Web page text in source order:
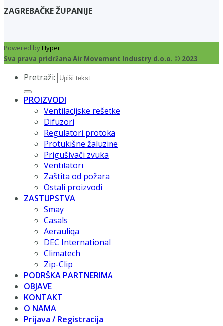
ZAGREBAČKE ŽUPANIJE
Powered byHyper
Sva prava pridržana Air Movement Industry d.o.o. © 2023
Pretraži:
PROIZVODI
Ventilacijske rešetke
Difuzori
Regulatori protoka
Protukišne žaluzine
Prigušivači zvuka
Ventilatori
Zaštita od požara
Ostali proizvodi
ZASTUPSTVA
Smay
Casals
Aerauliqa
DEC International
Climatech
Zip-Clip
PODRŠKA PARTNERIMA
OBJAVE
KONTAKT
O NAMA
Prijava / Registracija